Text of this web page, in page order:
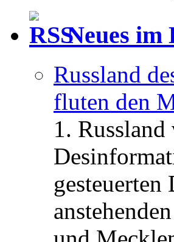
Neues im
Russland
fluten den
1.